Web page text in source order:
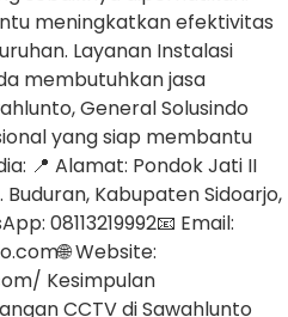
meningkatkan efektivitas
Layanan Instalasi
membutuhkan jasa
General Solusindo
yang siap membantu
📍 Alamat: Pondok Jati II
Buduran, Kabupaten Sidoarjo,
08113219992📧 Email:
Website:
Kesimpulan
CCTV di Sawahlunto